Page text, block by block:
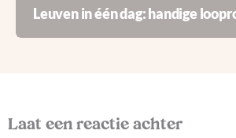
Leuven in één dag: handige
Laat een reactie achter